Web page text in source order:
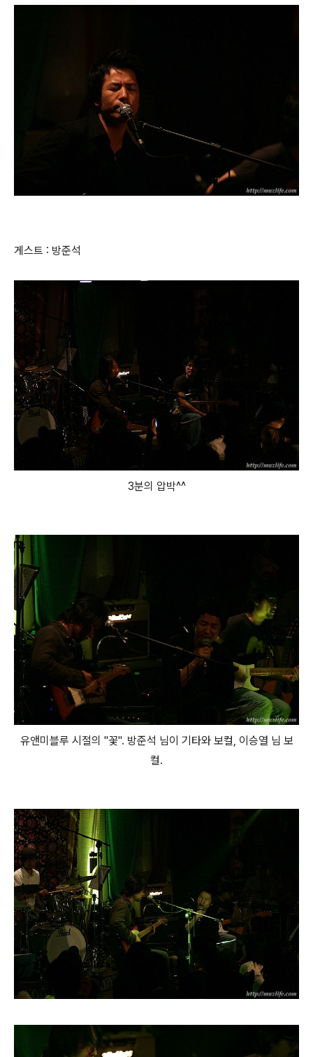
게스트 : 방준석
3분의 압박^^
유앤미블루 시절의 "꽃". 방준석 님이 기타와 보컬, 이승열 님 보
컬.